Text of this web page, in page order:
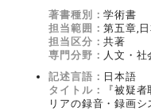
著書種別：学術書
担当範囲：第五章,
担当区分：共著
専門分野： 人文・
記述言語： 日本語
タイトル：
『被疑
リアの録音・録画シ